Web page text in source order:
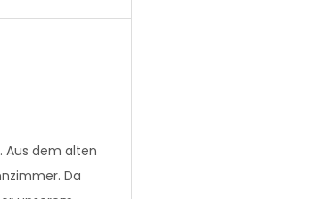
Aus dem alten
Da